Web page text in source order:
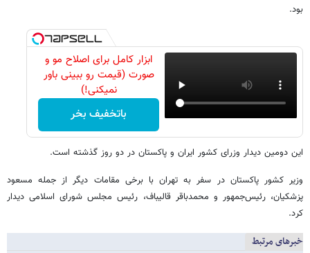
بود.
ابزار کامل برای اصلاح مو و
صورت (قیمت رو ببینی باور
نمیکنی!)
باتخفیف بخر
این دومین دیدار وزرای کشور ایران و پاکستان در دو روز گذشته است.
وزیر کشور پاکستان در سفر به تهران با برخی مقامات دیگر از جمله مسعود
پزشکیان، رئیس‌جمهور و محمدباقر قالیباف، رئیس مجلس شورای اسلامی دیدار
کرد.
خبرهای مرتبط